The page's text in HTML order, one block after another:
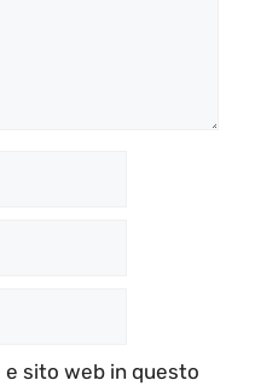
e sito web in questo